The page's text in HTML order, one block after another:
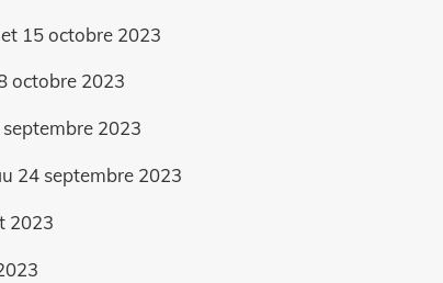
15 octobre 2023
octobre 2023
2023
24 septembre 2023
2023